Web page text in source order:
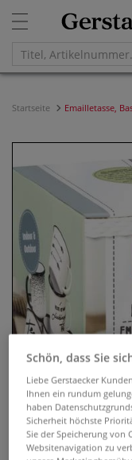
Startseite Emailletasse,
Schön, dass Sie
Liebe Gerstaecker
Ihnen ein rundum
haben
Sicherheit höchste
Sie der Speicherung von
Websitenavigation zu